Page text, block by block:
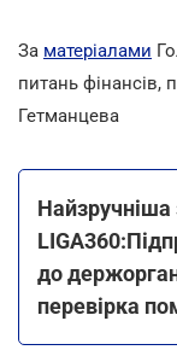
За матеріалами
питань фінансів,
Гетманцева
Найзручніша
до
перевірка